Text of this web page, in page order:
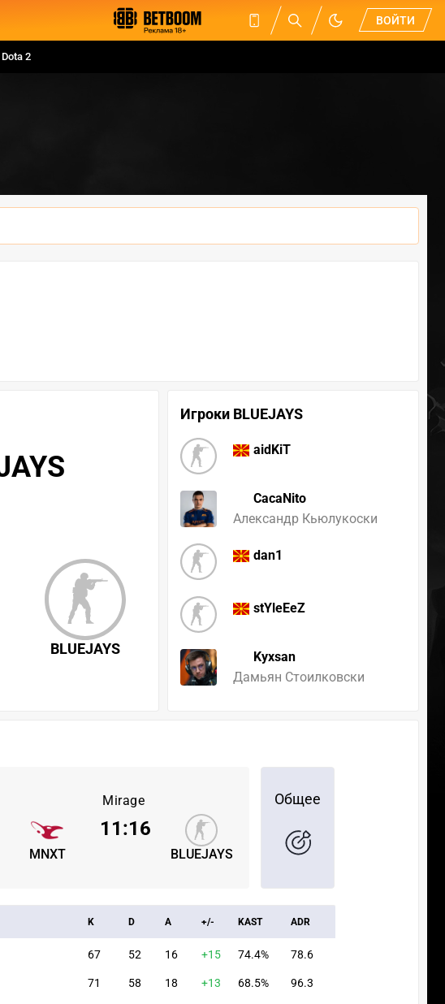
ВОЙТИ
2
Игроки BLUEJAYS
aidKiT
CacaNito
Александр Кьюлукоски
dan1
stYleEeZ
Kyxsan
Дамьян Стоилковски
BLUEJAYS
Mirage
MNXT BLUEJAYS
11:16
Общее
K D A +/- KAST ADR
67 52 16 +15 74.4% 78.6
71 58 18 +13 68.5% 96.3